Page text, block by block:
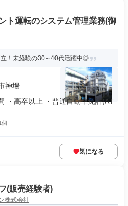
運転のシステム管理業務(御
！未経験の30～40代活躍中◎
神場
・高卒以上 ・普通自動車免許(AT
個
気になる
(販売経験者)
株式会社